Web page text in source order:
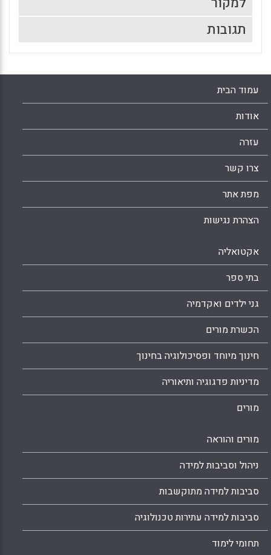
תגובות
עמוד הבית
אודות
עזרה
צרו קשר
מפת אתר
הצהרת נגישות
אקטואליה
בתי ספר
גני ילדים ואקדמיה
הכשרת מורים
חינוך מיוחד ופסיכולוגיה בחינוך
מדיניות פדגוגיה ותיאוריה
מורים
מורים והוראה
ניהול וסביבות למידה
סביבות למידה מתוקשבות
סביבות למידה עתירות טכנולוגיה
תחומי לימוד